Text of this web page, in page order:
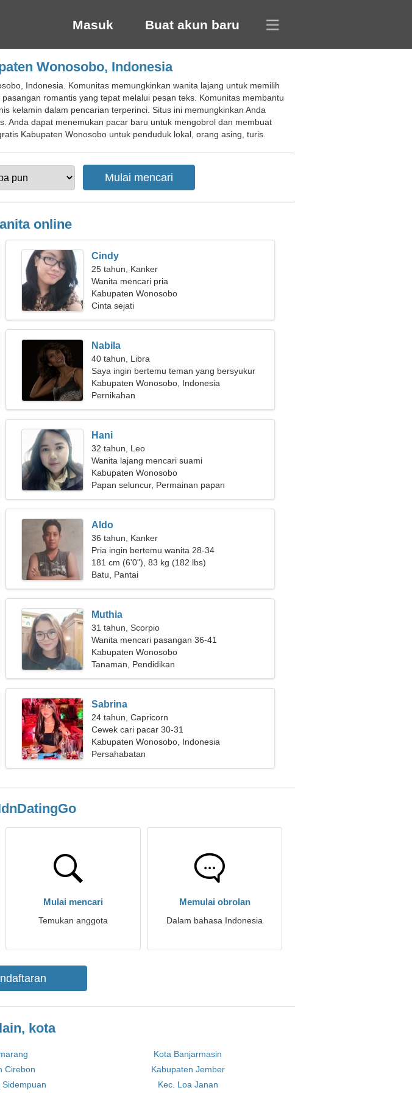
Masuk Buat akun baru
Wonosobo, Indonesia
Indonesia. Komunitas memungkinkan wanita lajang untuk memilih
romantis yang tepat melalui pesan teks. Komunitas membantu
kelamin dalam pencarian terperinci. Situs ini memungkinkan Anda
Anda dapat menemukan pacar baru untuk mengobrol dan membuat
Kabupaten Wonosobo untuk penduduk lokal, orang asing, turis.
online
Cindy
25 tahun, Kanker
Wanita mencari pria
Kabupaten Wonosobo
Cinta sejati
Nabila
40 tahun, Libra
Saya ingin bertemu teman yang bersyukur
Kabupaten Wonosobo, Indonesia
Pernikahan
Hani
32 tahun, Leo
Wanita lajang mencari suami
Kabupaten Wonosobo
Papan seluncur, Permainan papan
Aldo
36 tahun, Kanker
Pria ingin bertemu wanita 28-34
181 cm (6'0"), 83 kg (182 lbs)
Batu, Pantai
Muthia
31 tahun, Scorpio
Wanita mencari pasangan 36-41
Kabupaten Wonosobo
Tanaman, Pendidikan
Sabrina
24 tahun, Capricorn
Cewek cari pacar 30-31
Kabupaten Wonosobo, Indonesia
Persahabatan
Mulai mencari
Temukan anggota
Memulai obrolan
Dalam bahasa Indonesia
kota
Kota Banjarmasin
Cirebon
Kabupaten Jember
Sidempuan Kec. Loa Janan